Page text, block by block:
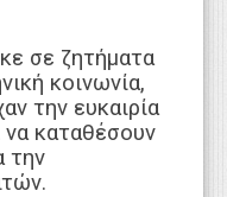
σε ζητήματα
κοινωνία,
την ευκαιρία
καταθέσουν
την